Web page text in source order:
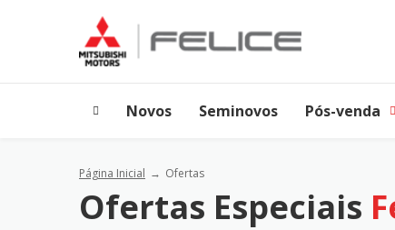
Novos Seminovos Pós-venda
Página Inicial Ofertas
Ofertas Especiais